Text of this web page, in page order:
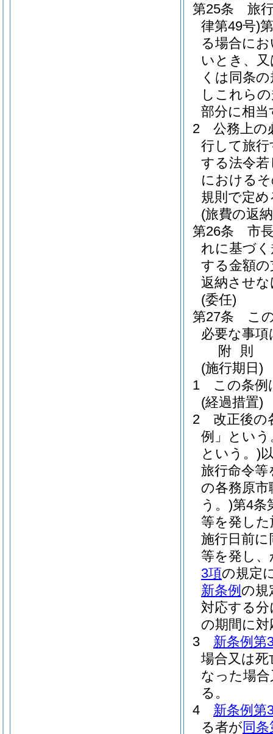
第25条
旅
律第49号)
る場合に
いとき、
くは同条
しこれら
部分に相
2
公務上の
行して旅
する法令
における
規則で定め
(旅費の返
第26条
市
れに基づ
する金額
返納させ
(委任)
第27条
こ
必要な事
附 則
(施行期日)
1
この条例
(経過措置)
2
改正後の
例」という
という。)
旅行命令
の各務原
う。)第4条
等を発し
施行日前
等を発し
3項の規定
新条例 の規
対応する
の期間に
3
新条例第
場合又は
なった場
る。
4
新条例第
る者が同